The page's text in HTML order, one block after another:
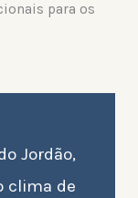
para os
Jordão,
clima de